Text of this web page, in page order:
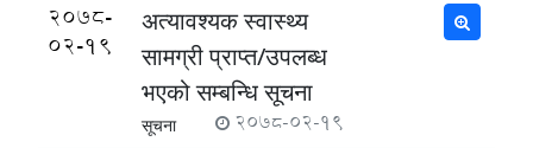
2078-
02-19
अत्यावश्यक स्वास्थ्य
सामग्री प्राप्त/उपलब्ध
भएको सम्बन्धि सूचना
सूचना 2078-02-19